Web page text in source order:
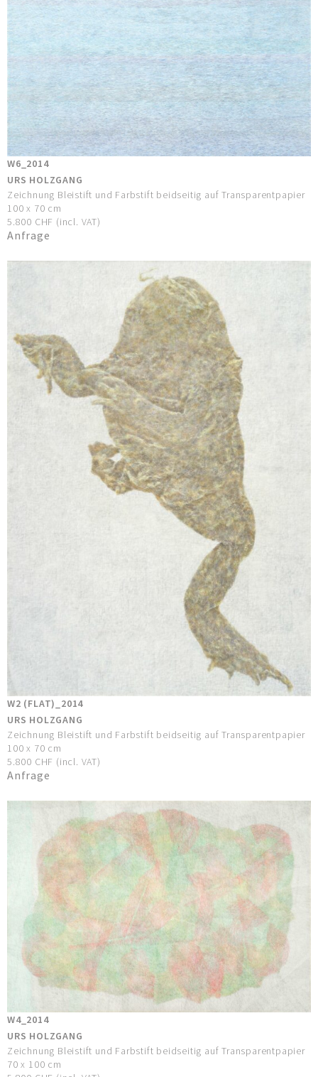
W6_2014
URS HOLZGANG
Zeichnung Bleistift und Farbstift beidseitig auf Transparentpapier
100 x 70 cm
5.800 CHF (incl. VAT)
Anfrage
W2 (FLAT)_2014
URS HOLZGANG
Zeichnung Bleistift und Farbstift beidseitig auf Transparentpapier
100 x 70 cm
5.800 CHF (incl. VAT)
Anfrage
W4_2014
URS HOLZGANG
Zeichnung Bleistift und Farbstift beidseitig auf Transparentpapier
70 x 100 cm